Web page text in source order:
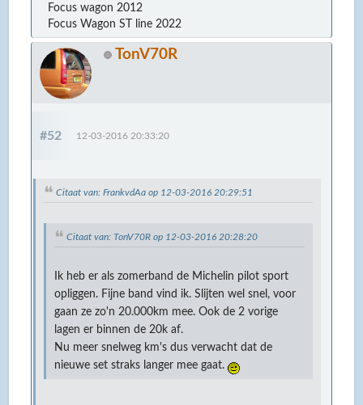
Focus wagon 2012
Focus Wagon ST line 2022
TonV70R
#52 12-03-2016 20:33:20
Citaat van: FrankvdAa op 12-03-2016 20:29:51
Citaat van: TonV70R op 12-03-2016 20:28:20
Ik heb er als zomerband de Michelin pilot sport
opliggen. Fijne band vind ik. Slijten wel snel, voor
gaan ze zo'n 20.000km mee. Ook de 2 vorige
lagen er binnen de 20k af.
Nu meer snelweg km's dus verwacht dat de
nieuwe set straks langer mee gaat.